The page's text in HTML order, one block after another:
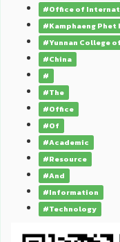
#Office of
#Kamphaeng
#Yunnan College
#China
#
#The
#Office
#Of
#Academic
#Resource
#And
#Information
#Technology